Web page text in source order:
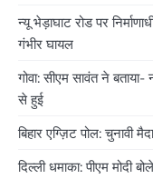
न्यू भेड़ाघाट रोड पर
गंभीर घायल
गोवा: सीएम सावंत ने
से हुई
बिहार एग्ज़िट पोल: चुनावी
दिल्ली धमाका: पीएम मोदी